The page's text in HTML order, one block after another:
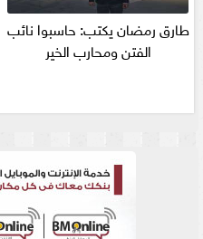
طارق رمضان يكتب: حاسبوا نائب
الفتن ومحارب الخير